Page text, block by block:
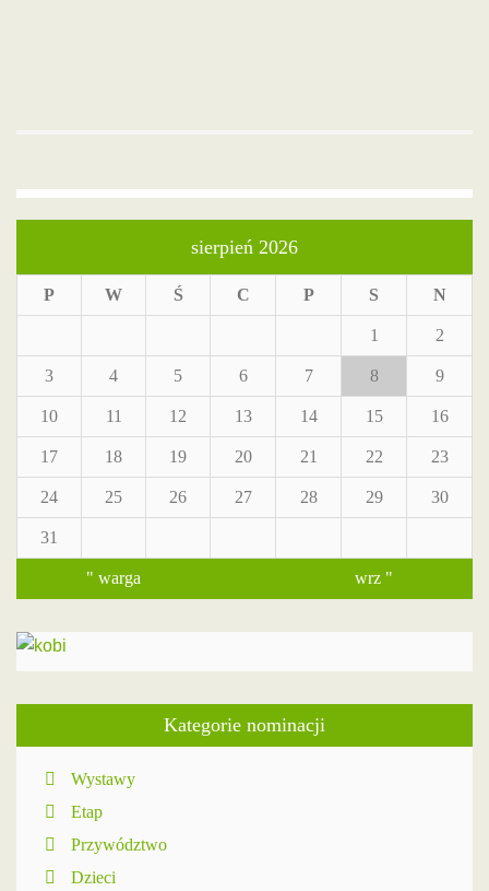
sierpień 2026
P W Ś C P S N
1 2
3 4 5 6 7 8 9
10 11 12 13 14 15 16
17 18 19 20 21 22 23
24 25 26 27 28 29 30
31
" warga wrz "
Kategorie nominacji
Wystawy
Etap
Przywództwo
Dzieci